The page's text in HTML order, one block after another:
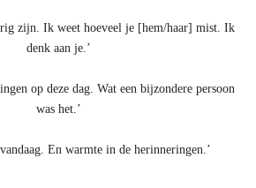
zijn. Ik weet hoeveel je [hem/haar] mist. Ik
denk aan je.’
op deze dag. Wat een bijzondere persoon
was het.’
En warmte in de herinneringen.’